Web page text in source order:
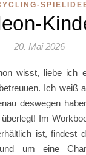
20. Mai 2026
Ich weiß
deswegen
Im
ist, findest
um eine